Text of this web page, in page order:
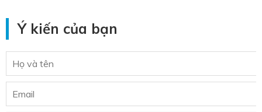
Ý kiến của bạn